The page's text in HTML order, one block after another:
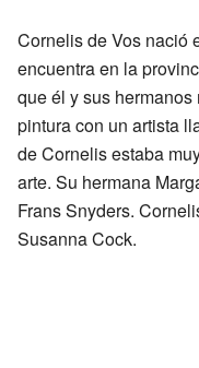
Cornelis de Vos nació
encuentra en la
que él y sus
pintura con un artista
de Cornelis estaba
arte. Su hermana
Frans Snyders.
Susanna Cock.